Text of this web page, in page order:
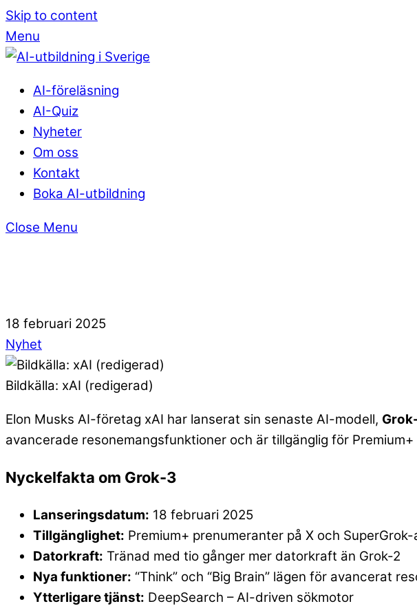
Skip to content
Menu
AI-föreläsning
AI-Quiz
Nyheter
Om oss
Kontakt
Boka AI-utbildning
Close Menu
18 februari 2025
Nyhet
Bildkälla: xAI (redigerad)
Elon Musks AI-företag xAI har lanserat sin senaste AI-modell,
avancerade resonemangsfunktioner och är tillgänglig för
Nyckelfakta om Grok-3
Lanseringsdatum: 18 februari 2025
Tillgänglighet: Premium+ prenumeranter på X och
Datorkraft: Tränad med tio gånger mer datorkraft än Grok-2
Nya funktioner: “Think” och “Big Brain” lägen för avancerat
Ytterligare tjänst: DeepSearch – AI-driven sökmotor